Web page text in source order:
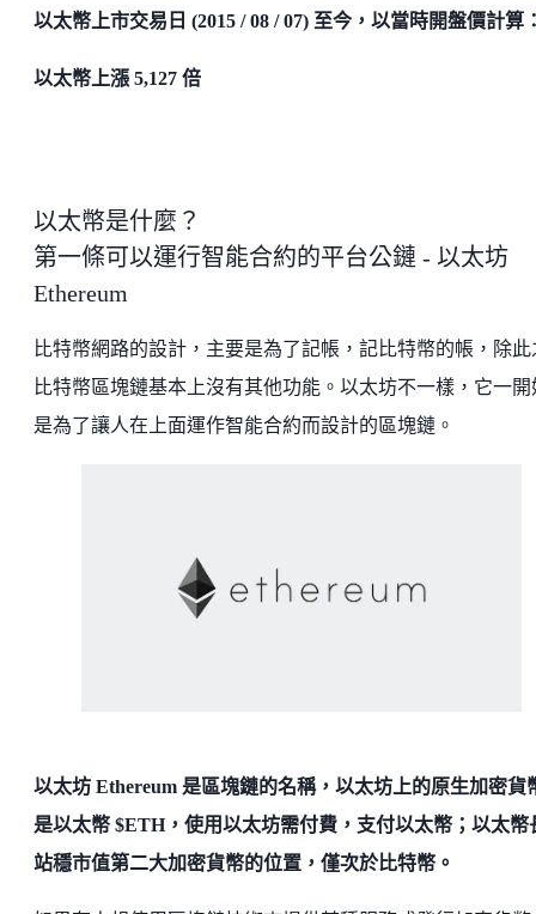
以太幣上市交易日 (2015 / 08 / 07) 至今，以當時開盤價計算
以太幣上漲 5,127 倍
以太幣是什麼？
第一條可以運行智能合約的平台公鏈 - 以太坊
Ethereum
比特幣網路的設計，主要是為了記帳，記比特幣的帳，除此
比特幣區塊鏈基本上沒有其他功能。以太坊不一樣，它一開
是為了讓人在上面運作智能合約而設計的區塊鏈。
以太坊 Ethereum 是區塊鏈的名稱，以太坊上的原生加密貨
是以太幣 $ETH，使用以太坊需付費，支付以太幣；以太幣
站穩市值第二大加密貨幣的位置，僅次於比特幣。